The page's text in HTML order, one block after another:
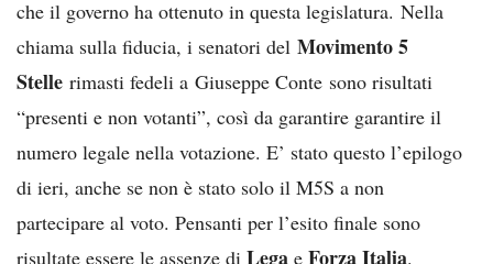
che il governo ha ottenuto in questa legislatura. Nella
chiama sulla fiducia, i senatori del Movimento 5
Stelle rimasti fedeli a Giuseppe Conte sono risultati
“presenti e non votanti”, così da garantire garantire il
numero legale nella votazione. E’ stato questo l’epilogo
di ieri, anche se non è stato solo il M5S a non
partecipare al voto. Pensanti per l’esito finale sono
risultate essere le assenze di Lega e Forza Italia.